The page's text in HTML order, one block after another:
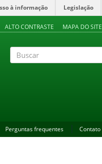
à informação Legislação
ALTO CONTRASTE MAPA DO SITE
Perguntas frequentes Contato